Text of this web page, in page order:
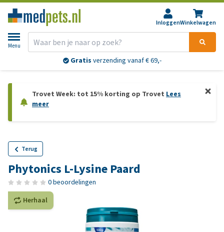
InloggenWinkelwagen
Menu
Gratis verzending vanaf € 69,-
Trovet Week: tot 15% korting op Trovet Lees
meer
Terug
Phytonics L-Lysine Paard
0 beoordelingen
Herhaal